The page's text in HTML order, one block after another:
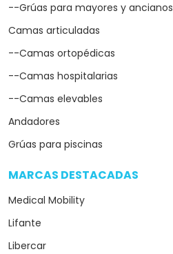
--Grúas para mayores y ancianos
Camas articuladas
--Camas ortopédicas
--Camas hospitalarias
--Camas elevables
Andadores
Grúas para piscinas
MARCAS DESTACADAS
Medical Mobility
Lifante
Libercar